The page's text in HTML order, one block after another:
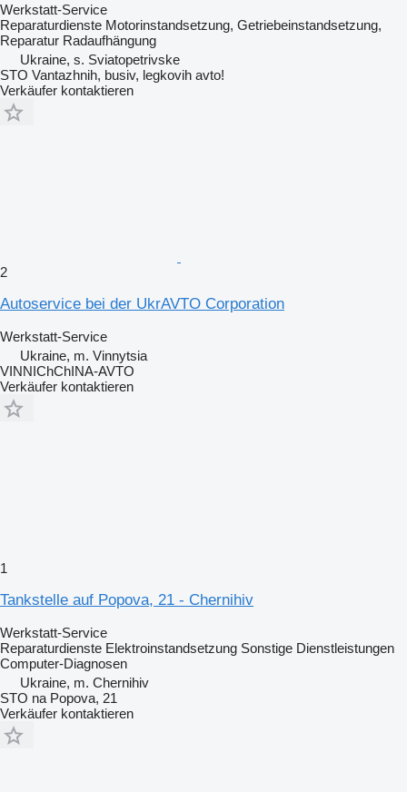
Werkstatt-Service
Reparaturdienste Motorinstandsetzung, Getriebeinstandsetzung,
Reparatur Radaufhängung
Ukraine, s. Sviatopetrivske
STO Vantazhnih, busiv, legkovih avto!
Verkäufer kontaktieren
2
Autoservice bei der UkrAVTO Corporation
Werkstatt-Service
Ukraine, m. Vinnytsia
VINNIChChINA-AVTO
Verkäufer kontaktieren
1
Tankstelle auf Popova, 21 - Chernihiv
Werkstatt-Service
Reparaturdienste Elektroinstandsetzung Sonstige Dienstleistungen
Computer-Diagnosen
Ukraine, m. Chernihiv
STO na Popova, 21
Verkäufer kontaktieren